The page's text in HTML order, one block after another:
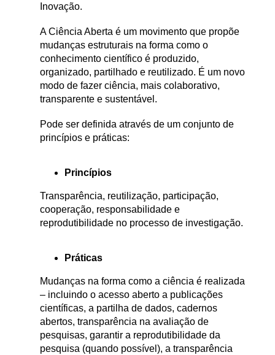
Inovação.
A Ciência Aberta é um movimento que propõe
mudanças estruturais na forma como o
conhecimento científico é produzido,
organizado, partilhado e reutilizado. É um novo
modo de fazer ciência, mais colaborativo,
transparente e sustentável.
Pode ser definida através de um conjunto de
princípios e práticas:
Princípios
Transparência, reutilização, participação,
cooperação, responsabilidade e
reprodutibilidade no processo de investigação.
Práticas
Mudanças na forma como a ciência é realizada
– incluindo o acesso aberto a publicações
científicas, a partilha de dados, cadernos
abertos, transparência na avaliação de
pesquisas, garantir a reprodutibilidade da
pesquisa (quando possível), a transparência